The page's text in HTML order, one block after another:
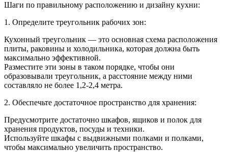
дизайн
Шаги по правильному расположению и дизайну кухни:
1. Определите треугольник рабочих зон:
Кухонный треугольник — это основная схема расположения
плиты, раковины и холодильника, которая должна быть
максимально эффективной.
Разместите эти зоны в таком порядке, чтобы они
образовывали треугольник, а расстояние между ними
составляло не более 1,2-2,4 метра.
2. Обеспечьте достаточное пространство для хранения:
Предусмотрите достаточно шкафов, ящиков и полок для
хранения продуктов, посуды и техники.
Используйте шкафы с выдвижными полками и полками,
чтобы максимально увеличить пространство.